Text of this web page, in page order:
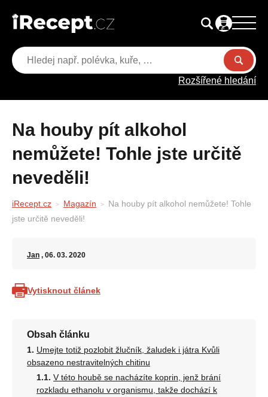
Rozšířené hledání
Na houby pít alkohol
nemůžete! Tohle jste určitě
neveděli!
iRecept.cz Magazín
Na houby pít alkohol nemůžete! Tohle
jste určitě neveděli!
Jan , 06. 03. 2020
Vytisknout článek
Obsah článku
Umejte totiž pozlobit žlučník, žaludek i játra Kvůli
obsazeno nestravitelných chitinu
V této houbě se nacházíte koprin, jenž brání
rozkladu ethanolu v organismu, takže dochází k